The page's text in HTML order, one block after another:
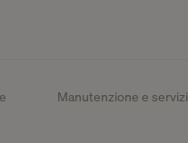
Manutenzione e servizi